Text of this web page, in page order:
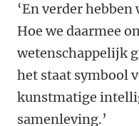
‘En verder
Hoe we daarmee
wetenschappelijk
het staat symbool
kunstmatige
samenleving.’